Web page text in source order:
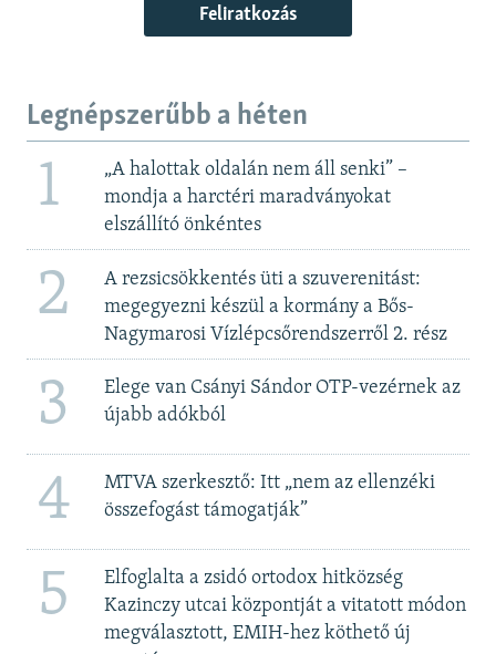
Feliratkozás
Legnépszerűbb a héten
1
„A halottak oldalán nem áll senki” –
mondja a harctéri maradványokat
elszállító önkéntes
2
A rezsicsökkentés üti a szuverenitást:
megegyezni készül a kormány a Bős-
Nagymarosi Vízlépcsőrendszerről 2. rész
3
Elege van Csányi Sándor OTP-vezérnek az
újabb adókból
4
MTVA szerkesztő: Itt „nem az ellenzéki
összefogást támogatják”
5
Elfoglalta a zsidó ortodox hitközség
Kazinczy utcai központját a vitatott módon
megválasztott, EMIH-hez köthető új